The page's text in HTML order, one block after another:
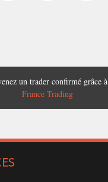
un trader confirmé grâce à
France Trading